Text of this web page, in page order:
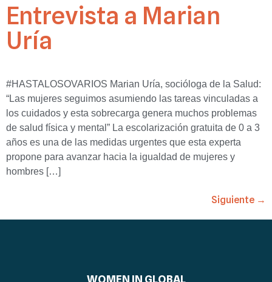
Entrevista a Marian
Uría
#HASTALOSOVARIOS Marian Uría, socióloga de la Salud:
“Las mujeres seguimos asumiendo las tareas vinculadas a
los cuidados y esta sobrecarga genera muchos problemas
de salud física y mental” La escolarización gratuita de 0 a 3
años es una de las medidas urgentes que esta experta
propone para avanzar hacia la igualdad de mujeres y
hombres […]
Siguiente →